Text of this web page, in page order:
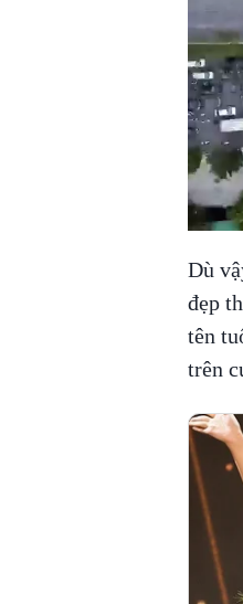
Dù
đẹp
tên
trên